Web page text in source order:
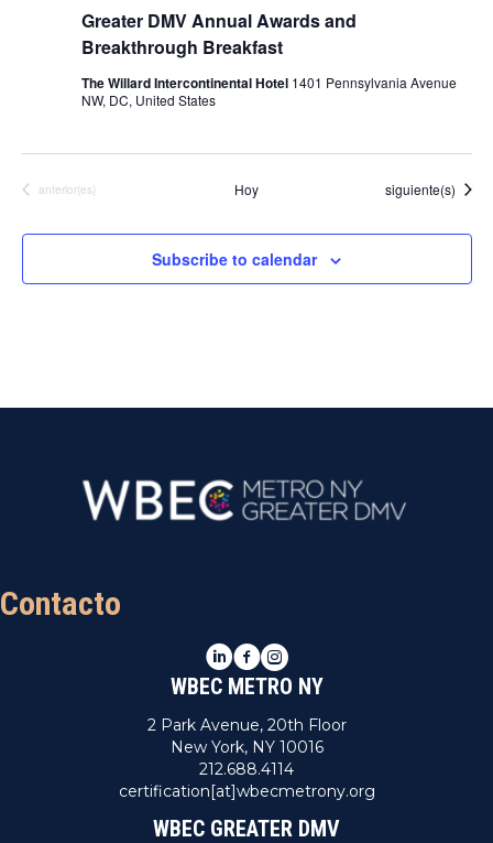
Greater DMV Annual Awards and
Breakthrough Breakfast
The Willard Intercontinental Hotel 1401 Pennsylvania Avenue
NW, DC, United States
Eventos
anterior(es) Hoy Eventos
siguiente(s)
Subscribe to calendar
Contacto
LinkedIn
Facebook
Instagram
WBEC METRO NY
2 Park Avenue, 20th Floor
New York, NY 10016
212.688.4114
certification[at]wbecmetrony.org
WBEC GREATER DMV